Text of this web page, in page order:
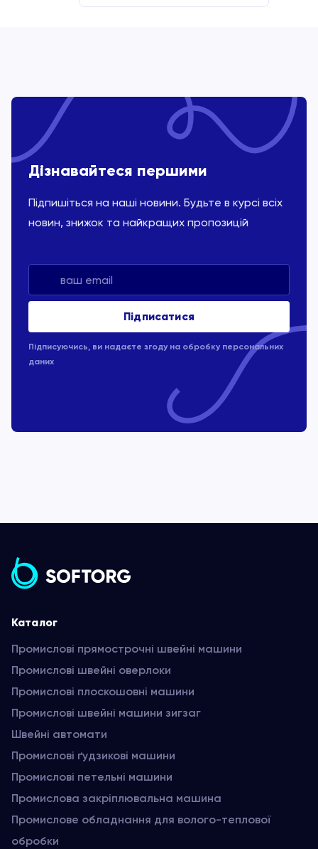
Дізнавайтеся першими
Підпишіться на наші новини. Будьте в курсі всіх
новин, знижок та найкращих пропозицій
Підписуючись, ви надаєте згоду на обробку персональних
даних
Каталог
Промислові прямострочні швейні машини
Промислові швейні оверлоки
Промислові плоскошовні машини
Промислові швейні машини зигзаг
Швейні автомати
Промислові ґудзикові машини
Промислові петельні машини
Промислова закріплювальна машина
Промислове обладнання для волого-теплової
обробки